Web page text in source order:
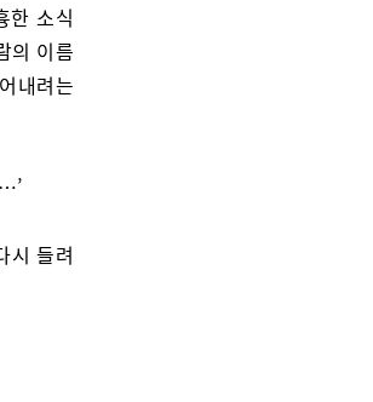
한 소식
의 이름
내려는
시 들려